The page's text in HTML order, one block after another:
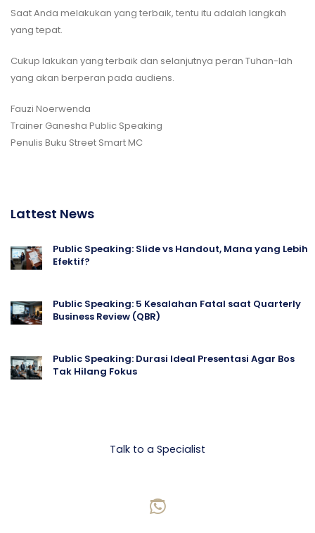
Saat Anda melakukan yang terbaik, tentu itu adalah langkah
yang tepat.
Cukup lakukan yang terbaik dan selanjutnya peran Tuhan-lah
yang akan berperan pada audiens.
Fauzi Noerwenda
Trainer Ganesha Public Speaking
Penulis Buku Street Smart MC
Lattest News
Public Speaking: Slide vs Handout, Mana yang Lebih
Efektif?
Public Speaking: 5 Kesalahan Fatal saat Quarterly
Business Review (QBR)
Public Speaking: Durasi Ideal Presentasi Agar Bos
Tak Hilang Fokus
Talk to a Specialist